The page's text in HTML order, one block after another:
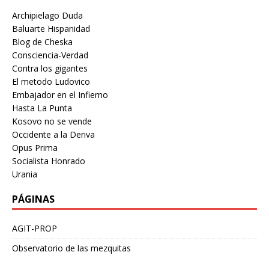
Archipielago Duda
Baluarte Hispanidad
Blog de Cheska
Consciencia-Verdad
Contra los gigantes
El metodo Ludovico
Embajador en el Infierno
Hasta La Punta
Kosovo no se vende
Occidente a la Deriva
Opus Prima
Socialista Honrado
Urania
PÁGINAS
AGIT-PROP
Observatorio de las mezquitas